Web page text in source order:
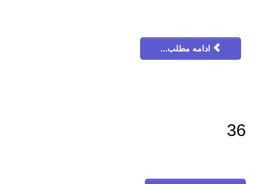
ادامه مطلب...
36